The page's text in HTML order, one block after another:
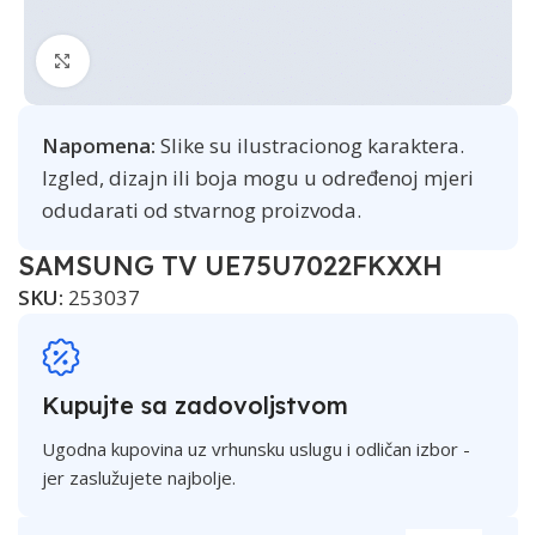
Click to enlarge
Napomena: Slike su ilustracionog karaktera.
Izgled, dizajn ili boja mogu u određenoj mjeri
odudarati od stvarnog proizvoda.
SAMSUNG TV UE75U7022FKXXH
SKU: 253037
Kupujte sa zadovoljstvom
Ugodna kupovina uz vrhunsku uslugu i odličan izbor -
jer zaslužujete najbolje.